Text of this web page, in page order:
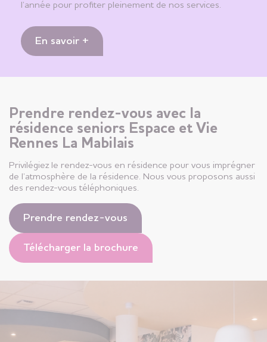
l’année pour profiter pleinement de nos services.
En savoir +
Prendre rendez-vous avec la
résidence seniors Espace et Vie
Rennes La Mabilais
Privilégiez le rendez-vous en résidence pour vous imprégner
de l’atmosphère de la résidence. Nous vous proposons aussi
des rendez-vous téléphoniques.
Prendre rendez-vous
Télécharger la brochure